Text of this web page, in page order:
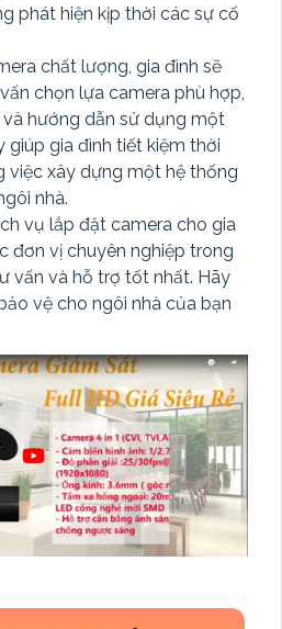
phát hiện kịp thời các sự cố
chất lượng, gia đình sẽ
chọn lựa camera phù hợp,
hướng dẫn sử dụng một
giúp gia đình tiết kiệm thời
việc xây dựng một hệ thống
nhà.
vụ lắp đặt camera cho gia
đơn vị chuyên nghiệp trong
vấn và hỗ trợ tốt nhất. Hãy
vệ cho ngôi nhà của bạn